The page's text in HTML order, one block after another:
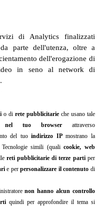
di Analytics finalizzati
parte dell'utenza, oltre a
dell'erogazione di
in seno al network di
o di rete pubblicitarie che usano tale
nel tuo browserattraverso
del tuoindirizzo IPmostrano la
simili (qualicookie, web
reti pubblicitarie di terze parti per
e perpersonalizzare il contenuto di
non hanno alcun controllo
quindi per approfondire il tema si